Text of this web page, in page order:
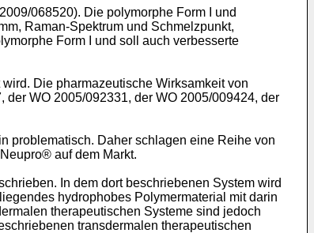
068520). Die polymorphe Form I und
Raman-Spektrum und Schmelzpunkt,
Form I und soll auch verbesserte
Die pharmazeutische Wirksamkeit von
, der WO 2005/092331, der WO 2005/009424, der
problematisch. Daher schlagen eine Reihe von
auf dem Markt.
In dem dort beschriebenen System wird
hydrophobes Polymermaterial mit darin
therapeutischen Systeme sind jedoch
transdermalen therapeutischen